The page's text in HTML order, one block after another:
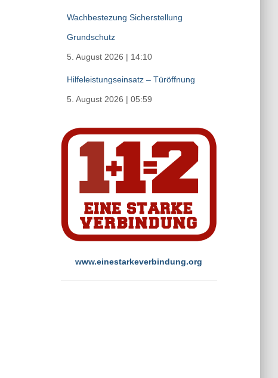
Wachbestezung Sicherstellung
Grundschutz
5. August 2026 | 14:10
Hilfeleistungseinsatz – Türöffnung
5. August 2026 | 05:59
www.einestarkeverbindung.org